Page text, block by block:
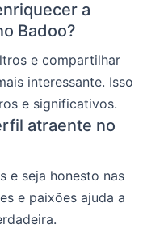
a
Badoo?
e compartilhar
interessante. Isso
e significativos.
atraente no
e seja honesto nas
e paixões ajuda a